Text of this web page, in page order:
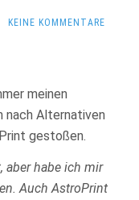
KEINE KOMMENTARE
meinen
nach Alternativen
gestoßen.
aber habe ich mir
Auch AstroPrint